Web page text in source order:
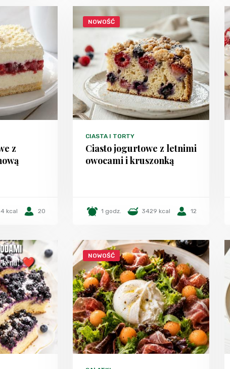
z
kcal 20
NOWOŚĆ
CIASTA I TORTY
Ciasto jogurtowe z letnimi
owocami i kruszonką
1 godz. 3429 kcal 12
NOWOŚĆ